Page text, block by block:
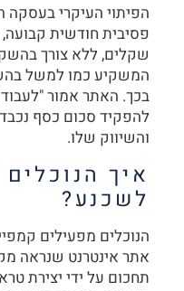
הפיתוי העיקרי בעסקה
פסיבית חודשית
שקלים, ללא צורך
המשקיע כמו למשל
בכך. האתר אמור
להפקיד סכום כסף
והשיווק שלו.
איך
לשכנע?
הנוכלים מפעילים
אתר אינטרנט שנראה
תחכום על ידי יצירת